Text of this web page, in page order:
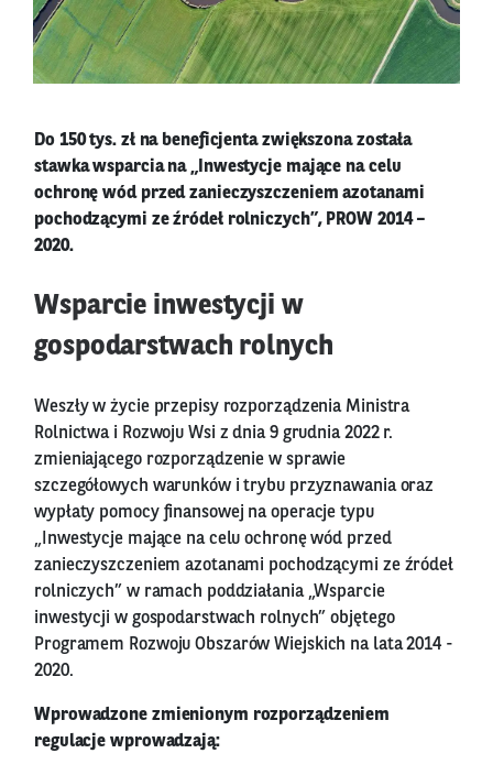
Do 150 tys. zł na beneficjenta zwiększona została
stawka wsparcia na „Inwestycje mające na celu
ochronę wód przed zanieczyszczeniem azotanami
pochodzącymi ze źródeł rolniczych”, PROW 2014 –
2020.
Wsparcie inwestycji w
gospodarstwach rolnych
Weszły w życie przepisy rozporządzenia Ministra
Rolnictwa i Rozwoju Wsi z dnia 9 grudnia 2022 r.
zmieniającego rozporządzenie w sprawie
szczegółowych warunków i trybu przyznawania oraz
wypłaty pomocy finansowej na operacje typu
„Inwestycje mające na celu ochronę wód przed
zanieczyszczeniem azotanami pochodzącymi ze źródeł
rolniczych” w ramach poddziałania „Wsparcie
inwestycji w gospodarstwach rolnych” objętego
Programem Rozwoju Obszarów Wiejskich na lata 2014 -
2020.
Wprowadzone zmienionym rozporządzeniem
regulacje wprowadzają: